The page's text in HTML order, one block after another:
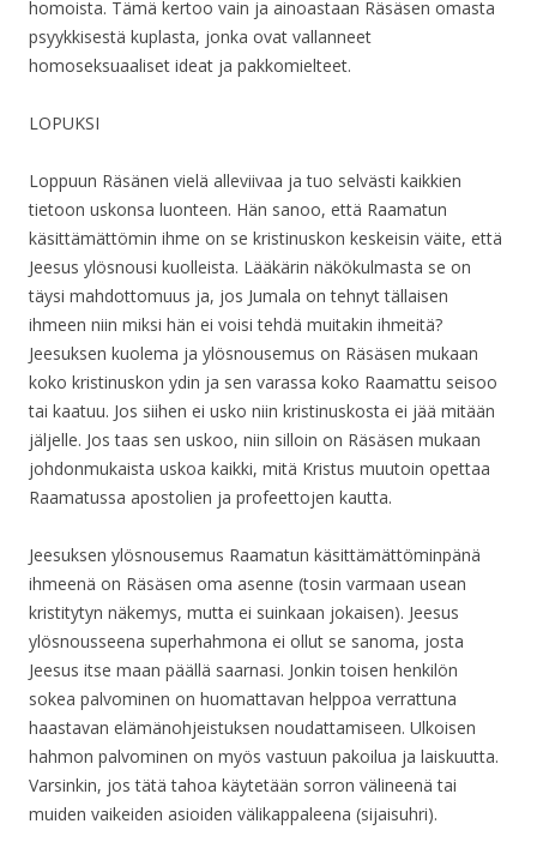
homoista. Tämä kertoo vain ja ainoastaan Räsäsen omasta
psyykkisestä kuplasta, jonka ovat vallanneet
homoseksuaaliset ideat ja pakkomielteet.
LOPUKSI
Loppuun Räsänen vielä alleviivaa ja tuo selvästi kaikkien
tietoon uskonsa luonteen. Hän sanoo, että Raamatun
käsittämättömin ihme on se kristinuskon keskeisin väite, että
Jeesus ylösnousi kuolleista. Lääkärin näkökulmasta se on
täysi mahdottomuus ja, jos Jumala on tehnyt tällaisen
ihmeen niin miksi hän ei voisi tehdä muitakin ihmeitä?
Jeesuksen kuolema ja ylösnousemus on Räsäsen mukaan
koko kristinuskon ydin ja sen varassa koko Raamattu seisoo
tai kaatuu. Jos siihen ei usko niin kristinuskosta ei jää mitään
jäljelle. Jos taas sen uskoo, niin silloin on Räsäsen mukaan
johdonmukaista uskoa kaikki, mitä Kristus muutoin opettaa
Raamatussa apostolien ja profeettojen kautta.
Jeesuksen ylösnousemus Raamatun käsittämättöminpänä
ihmeenä on Räsäsen oma asenne (tosin varmaan usean
kristitytyn näkemys, mutta ei suinkaan jokaisen). Jeesus
ylösnousseena superhahmona ei ollut se sanoma, josta
Jeesus itse maan päällä saarnasi. Jonkin toisen henkilön
sokea palvominen on huomattavan helppoa verrattuna
haastavan elämänohjeistuksen noudattamiseen. Ulkoisen
hahmon palvominen on myös vastuun pakoilua ja laiskuutta.
Varsinkin, jos tätä tahoa käytetään sorron välineenä tai
muiden vaikeiden asioiden välikappaleena (sijaisuhri).